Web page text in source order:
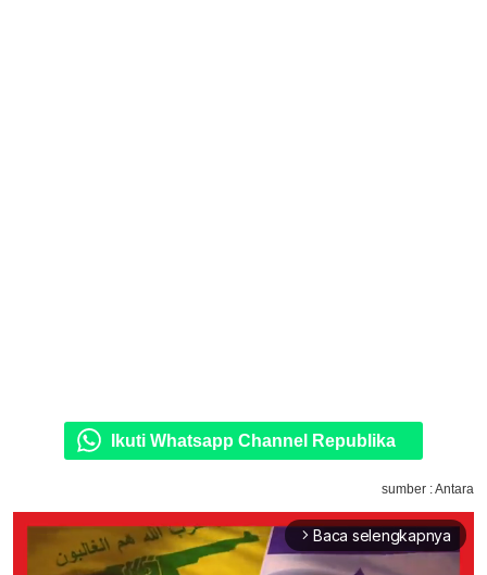
Ikuti Whatsapp Channel Republika
sumber : Antara
arrow_forward_ios Baca selengkapnya